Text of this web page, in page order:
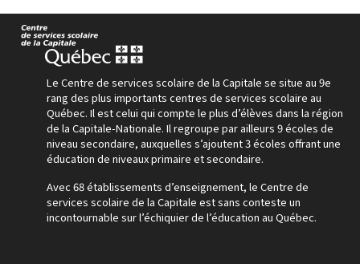
Le Centre de services scolaire de la Capitale se situe au 9e
rang des plus importants centres de services scolaire au
Québec. Il est celui qui compte le plus d’élèves dans la région
de la Capitale-Nationale. Il regroupe par ailleurs 9 écoles de
niveau secondaire, auxquelles s’ajoutent 3 écoles offrant une
éducation de niveaux primaire et secondaire.
Avec 68 établissements d’enseignement, le Centre de
services scolaire de la Capitale est sans conteste un
incontournable sur l’échiquier de l’éducation au Québec.